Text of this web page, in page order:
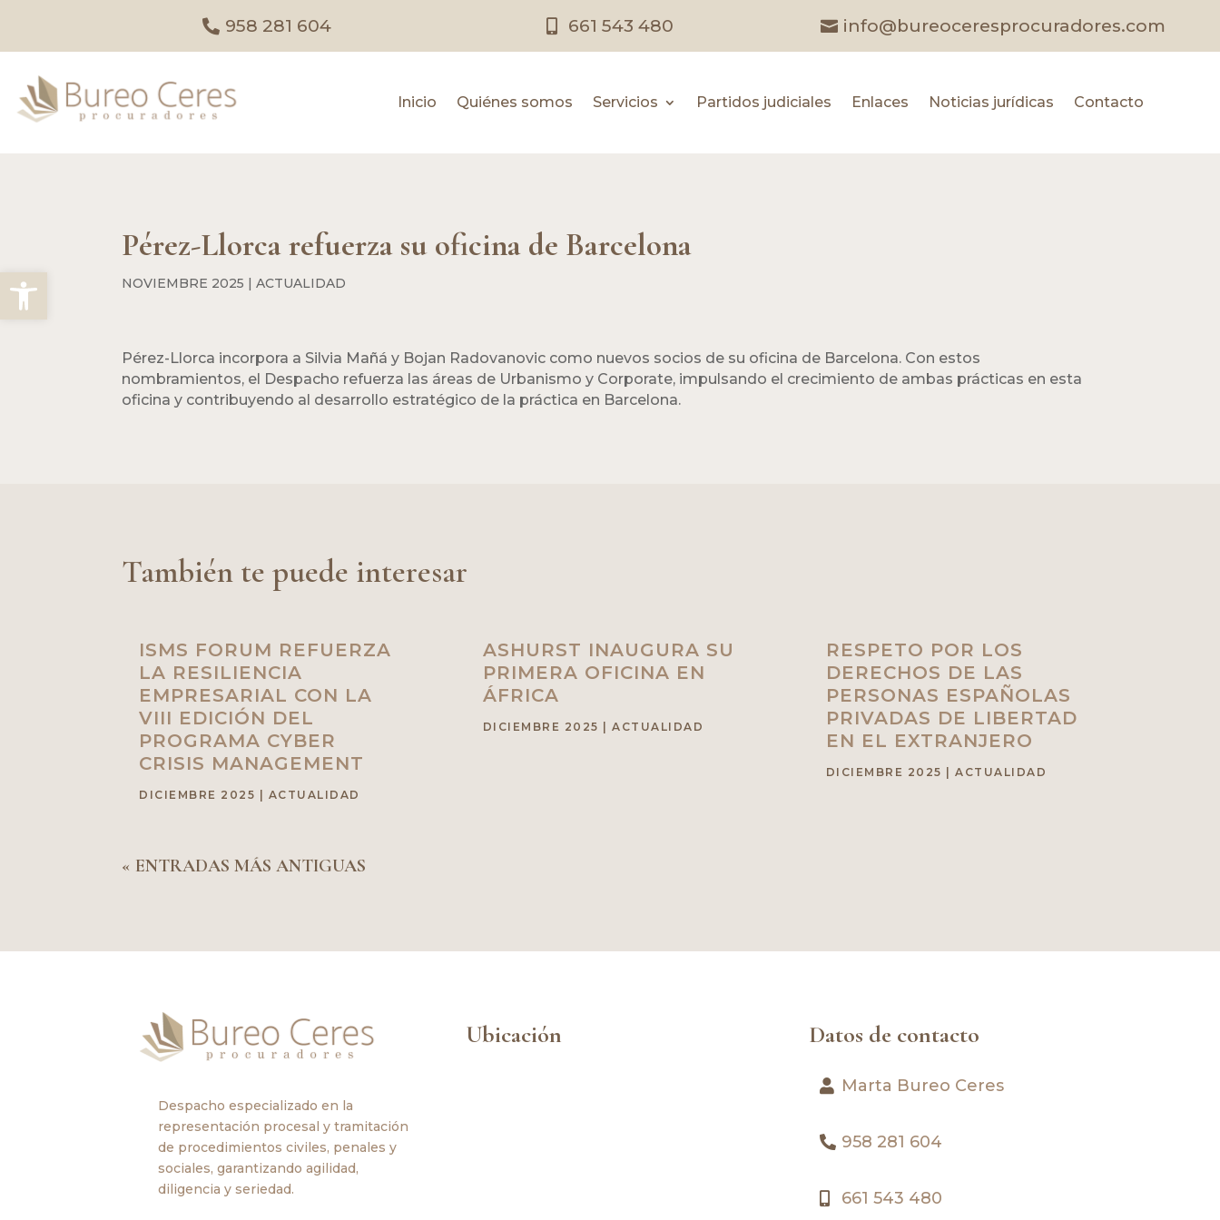
Abrir barra de herramientas
958 281 604 661 543 480 info@bureoceresprocuradores.com
Inicio Quiénes somos Servicios Partidos judiciales Enlaces Noticias jurídicas Contacto
Pérez-Llorca refuerza su oficina de Barcelona
NOVIEMBRE 2025 |ACTUALIDAD
Pérez-Llorca incorpora a Silvia Mañá y Bojan Radovanovic como nuevos socios de su oficina de Barcelona. Con estos
nombramientos, el Despacho refuerza las áreas de Urbanismo y Corporate, impulsando el crecimiento de ambas prácticas en esta
oficina y contribuyendo al desarrollo estratégico de la práctica en Barcelona.
También te puede interesar
ISMS FORUM REFUERZA
LA RESILIENCIA
EMPRESARIAL CON LA
VIII EDICIÓN DEL
PROGRAMA CYBER
CRISIS MANAGEMENT
DICIEMBRE 2025 ACTUALIDAD
ASHURST INAUGURA SU
PRIMERA OFICINA EN
ÁFRICA
DICIEMBRE 2025 ACTUALIDAD
RESPETO POR LOS
DERECHOS DE LAS
PERSONAS ESPAÑOLAS
PRIVADAS DE LIBERTAD
EN EL EXTRANJERO
DICIEMBRE 2025 |ACTUALIDAD
« ENTRADAS MÁS ANTIGUAS
Despacho especializado en la
representación procesal y tramitación
de procedimientos civiles, penales y
sociales, garantizando agilidad,
diligencia y seriedad.
Ubicación Datos de contacto
Marta Bureo Ceres
958 281 604
661 543 480